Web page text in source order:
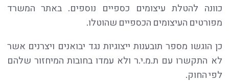
כוונה להטלת עיצומים כספיים נוספים. באתר המשרד
מפורטים העיצומים הכספיים שהוטלו.
כן הוגשו מספר תובענות ייצוגיות נגד יבואנים ויצרנים אשר
לא התקשרו עם ת.מ.י.ר ולא עמדו בחובות המיחזור שלהם
לפי החוק.